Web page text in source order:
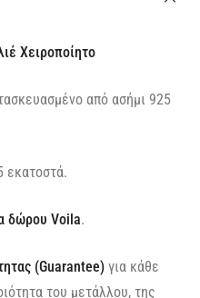
Χειροποίητο
από ασήμι 925
εκατοστά.
δώρου Voila.
(Guarantee) για κάθε
του μετάλλου, της